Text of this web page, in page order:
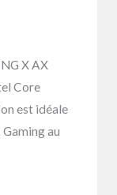
X AX
Core
est idéale
au